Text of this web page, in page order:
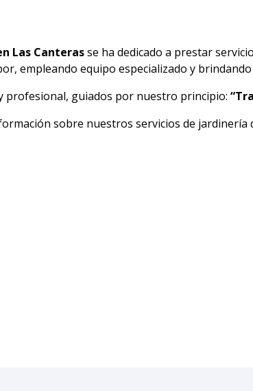
Las Canterasse ha dedicado a prestar
empleando equipo especializado y
profesional, guiados por nuestro principio:
sobre nuestros servicios de